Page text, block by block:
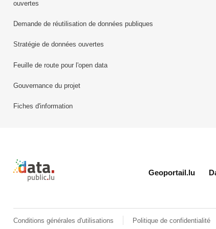
ouvertes
Demande de réutilisation de données publiques
Stratégie de données ouvertes
Feuille de route pour l'open data
Gouvernance du projet
Fiches d'information
Retour à l'accueil de data.public.lu
Geoportail.lu
Conditions générales d'utilisations Politique de confidentialité